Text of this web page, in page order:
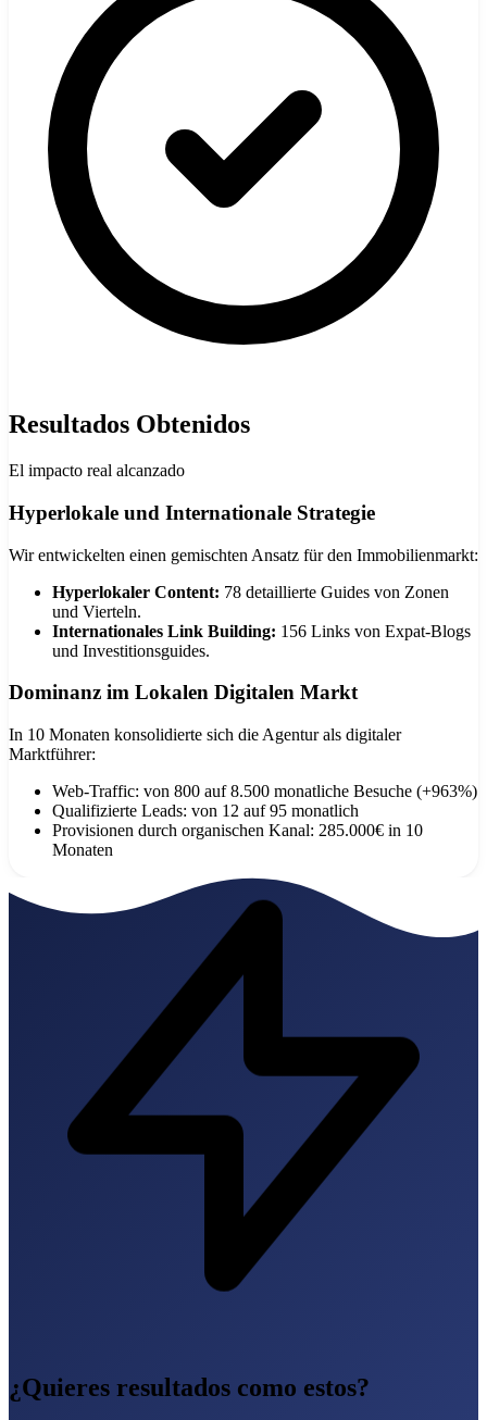
Resultados Obtenidos
El impacto real alcanzado
Hyperlokale und Internationale Strategie
Wir entwickelten einen gemischten Ansatz für den Immobilienmarkt:
Hyperlokaler Content: 78 detaillierte Guides von Zonen
und Vierteln.
Internationales Link Building: 156 Links von Expat-Blogs
und Investitionsguides.
Dominanz im Lokalen Digitalen Markt
In 10 Monaten konsolidierte sich die Agentur als digitaler
Marktführer:
Web-Traffic: von 800 auf 8.500 monatliche Besuche (+963%)
Qualifizierte Leads: von 12 auf 95 monatlich
Provisionen durch organischen Kanal: 285.000€ in 10
Monaten
¿Quieres resultados como estos?